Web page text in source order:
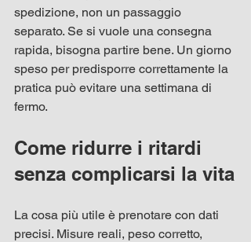
spedizione, non un passaggio
separato. Se si vuole una consegna
rapida, bisogna partire bene. Un giorno
speso per predisporre correttamente la
pratica può evitare una settimana di
fermo.
Come ridurre i ritardi
senza complicarsi la vita
La cosa più utile è prenotare con dati
precisi. Misure reali, peso corretto,